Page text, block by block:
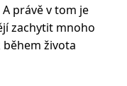
právě v tom je
zachytit mnoho
života